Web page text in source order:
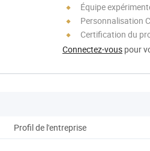
Équipe
Personnalisation
Certification du
Connectez-vous pour
Profil de l'entreprise